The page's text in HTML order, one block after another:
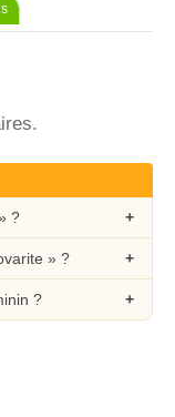
?
» ?
?